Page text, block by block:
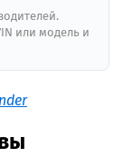
или модель и